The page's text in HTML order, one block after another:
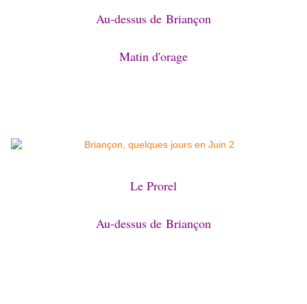
Au-dessus de Briançon
Matin d'orage
Le Prorel
Au-dessus de Briançon